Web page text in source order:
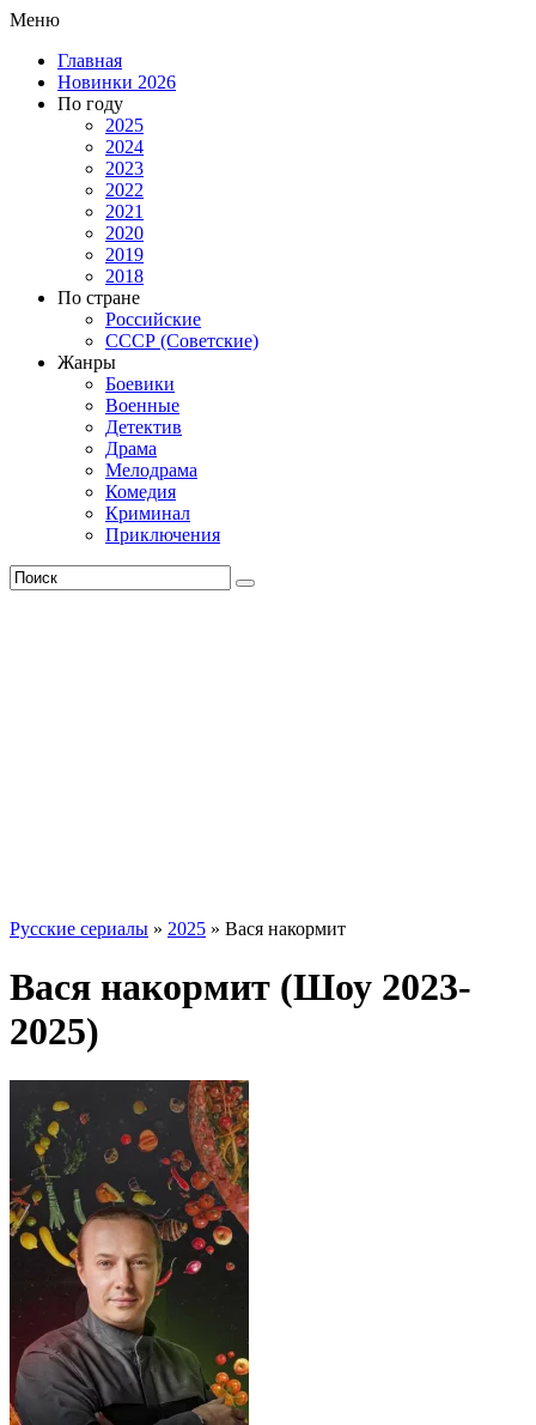
Меню
Главная
Новинки 2026
По году
2025
2024
2023
2022
2021
2020
2019
2018
По стране
Российские
СССР (Советские)
Жанры
Боевики
Военные
Детектив
Драма
Мелодрама
Комедия
Криминал
Приключения
Русские сериалы » 2025 » Вася накормит
Вася накормит (Шоу 2023-
2025)